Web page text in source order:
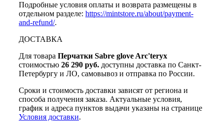
Подробные условия оплаты и возврата размещены в
отдельном разделе: https://mintstore.ru/about/payment-
and-refund/.
ДОСТАВКА
Для товара Перчатки Sabre glove Arc'teryx
стоимостью 26 290 руб. доступны доставка по Санкт-
Петербургу и ЛО, самовывоз и отправка по России.
Сроки и стоимость доставки зависят от региона и
способа получения заказа. Актуальные условия,
график и адреса пунктов выдачи указаны на странице
Условия доставки.